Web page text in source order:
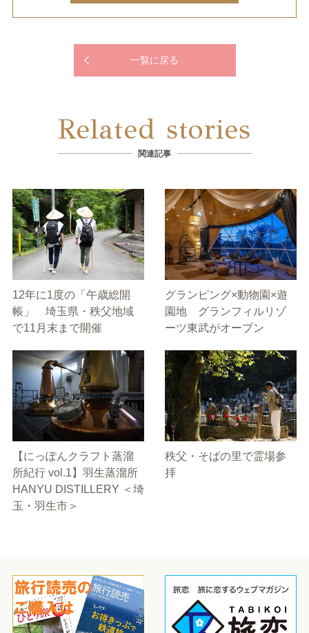
一覧に戻る
Related stories
関連記事
12年に1度の「午歳総開
帳」 埼玉県・秩父地域
で11月末まで開催
グランピング×動物園×遊
園地 グランフィルリゾ
ーツ東武がオープン
【にっぽんクラフト蒸溜
所紀行 vol.1】羽生蒸溜所
HANYU DISTILLERY ＜埼
玉・羽生市＞
秩父・そばの里で霊場参
拝